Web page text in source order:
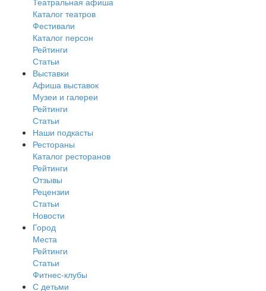
Каталог театров
Фестивали
Каталог персон
Рейтинги
Статьи
Выставки
Афиша выставок
Музеи и галереи
Рейтинги
Статьи
Наши подкасты
Рестораны
Каталог ресторанов
Рейтинги
Отзывы
Рецензии
Статьи
Новости
Город
Места
Рейтинги
Статьи
Фитнес-клубы
С детьми